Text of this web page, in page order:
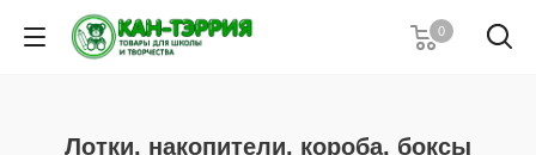
0
Лотки, накопители, короба, боксы